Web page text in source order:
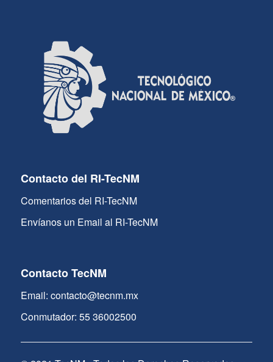
Contacto del RI-TecNM
Comentarios del RI-TecNM
Envíanos un Email al RI-TecNM
Contacto TecNM
Email: contacto@tecnm.mx
Conmutador: 55 36002500